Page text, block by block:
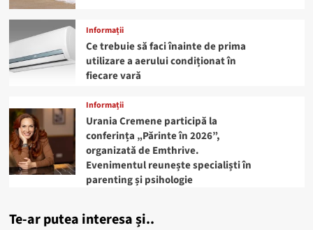
Informații
Ce trebuie să faci înainte de prima
utilizare a aerului condiționat în
fiecare vară
Informații
Urania Cremene participă la
conferința „Părinte în 2026”,
organizată de Emthrive.
Evenimentul reunește specialiști în
parenting și psihologie
Te-ar putea interesa și..